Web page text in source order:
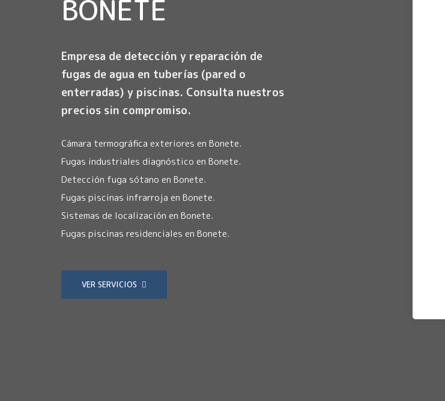
BONETE
Empresa de detección y reparación de
fugas de agua en tuberías (pared o
enterradas) y piscinas. Consulta nuestros
precios sin compromiso.
Cámara termográfica exteriores en Bonete.
Fugas industriales diagnóstico en Bonete.
Detección fuga sótano en Bonete.
Fugas piscinas infrarroja en Bonete.
Sistemas de localización en Bonete.
Fugas piscinas residenciales en Bonete.
VER SERVICIOS